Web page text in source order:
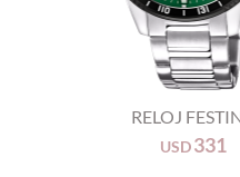
RELOJ
USD 331